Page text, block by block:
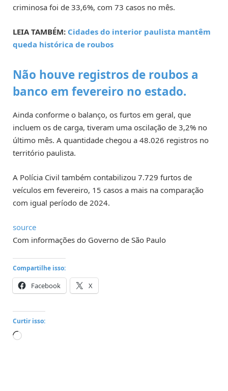
criminosa foi de 33,6%, com 73 casos no mês.
LEIA TAMBÉM: Cidades do interior paulista mantêm
queda histórica de roubos
Não houve registros de roubos a
banco em fevereiro no estado.
Ainda conforme o balanço, os furtos em geral, que
incluem os de carga, tiveram uma oscilação de 3,2% no
último mês. A quantidade chegou a 48.026 registros no
território paulista.
A Polícia Civil também contabilizou 7.729 furtos de
veículos em fevereiro, 15 casos a mais na comparação
com igual período de 2024.
source
Com informações do Governo de São Paulo
Compartilhe isso:
Facebook X
Curtir isso:
Carregando...